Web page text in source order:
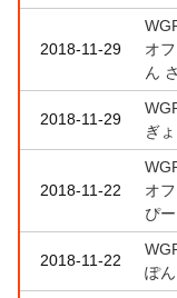
2018-11-29
オ
ん
2018-11-29
ぎ
2018-11-22
オ
ぴ
2018-11-22
ぽ